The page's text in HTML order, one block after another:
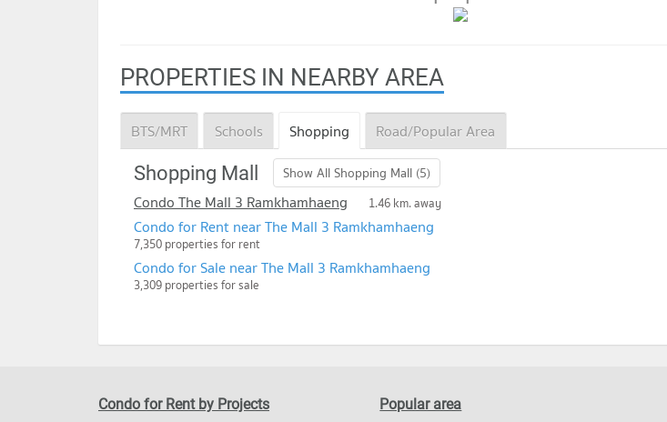
PROPERTIES IN NEARBY AREA
BTS/MRT Schools Shopping Road/Popular Area
Shopping Mall Show All Shopping Mall (5)
Condo The Mall 3 Ramkhamhaeng 1.46 km. away
Condo for Rent near The Mall 3 Ramkhamhaeng
7,350 properties for rent
Condo for Sale near The Mall 3 Ramkhamhaeng
3,309 properties for sale
Condo for Rent by Projects Popular area